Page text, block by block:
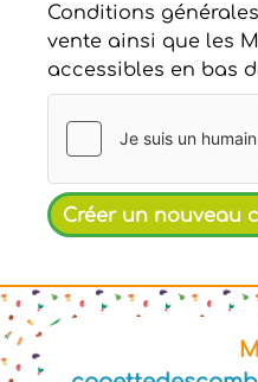
Conditions
vente ainsi que les
accessibles en bas